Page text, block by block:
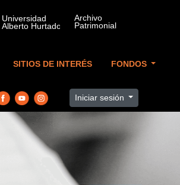
SITIOS DE INTERÉS FONDOS
Iniciar sesión